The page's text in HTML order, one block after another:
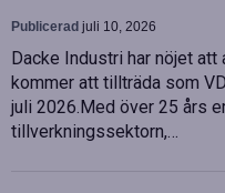
Publicerad juli 10, 2026
Dacke Industri har nöjet att
kommer att tillträda som
juli 2026.Med över 25 års
tillverkningssektorn,…